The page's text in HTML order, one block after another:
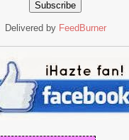
Delivered by FeedBurner